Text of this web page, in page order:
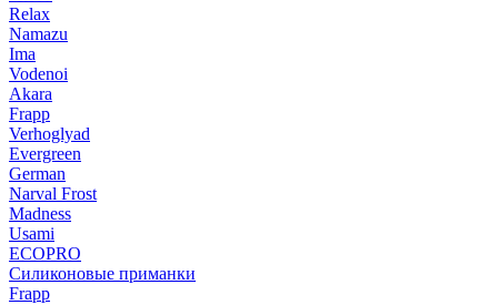
Relax
Namazu
Ima
Vodenoi
Akara
Frapp
Verhoglyad
Evergreen
German
Narval Frost
Madness
Usami
ECOPRO
Силиконовые приманки
Frapp